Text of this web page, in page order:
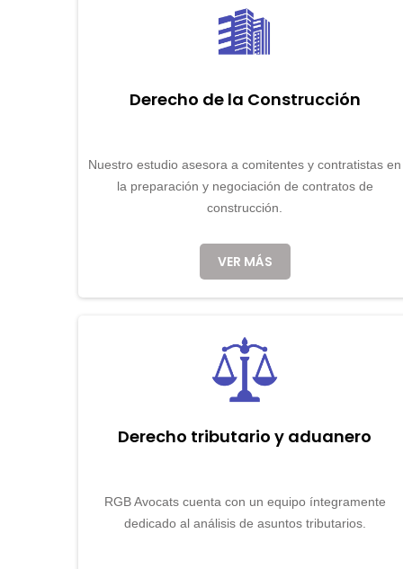
Derecho de la Construcción
Nuestro estudio asesora a comitentes y contratistas en
la preparación y negociación de contratos de
construcción.
VER MÁS
Derecho tributario y aduanero
RGB Avocats cuenta con un equipo íntegramente
dedicado al análisis de asuntos tributarios.